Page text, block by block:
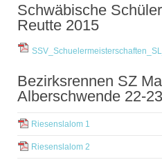
Schwäbische
Reutte 2015
Bezirksrennen SZ
Alberschwende 22-
Riesenslalom 1
Riesenslalom 2